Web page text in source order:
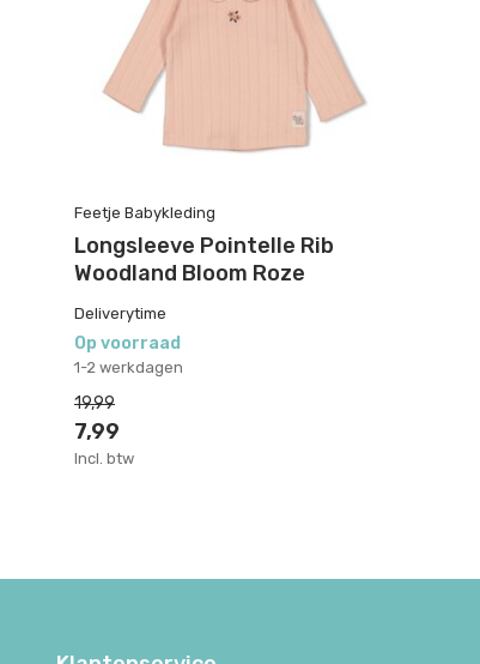
Feetje Babykleding
Longsleeve Pointelle Rib
Woodland Bloom Roze
Deliverytime
Op voorraad
1-2 werkdagen
19,99
7,99
Incl. btw